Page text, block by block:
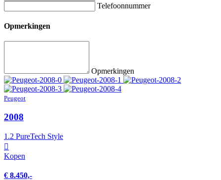
Telefoonnummer
Opmerkingen
Opmerkingen
Peugeot
2008
1.2 PureTech Style
Kopen
€ 8.450,-